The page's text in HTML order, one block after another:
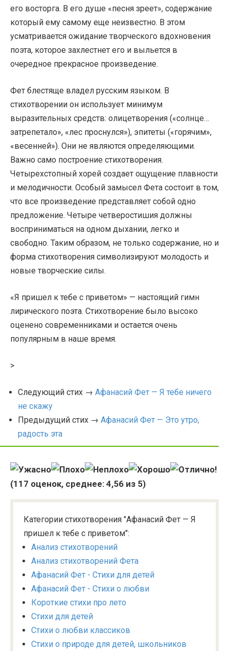
его восторга. В его душе «песня зреет», содержание
который ему самому еще неизвестно. В этом
усматривается ожидание творческого вдохновения
поэта, которое захлестнет его и выльется в
очередное прекрасное произведение.
Фет блестяще владел русским языком. В
стихотворении он использует минимум
выразительных средств: олицетворения («солнце…
затрепетало», «лес проснулся»), эпитеты («горячим»,
«весенней»). Они не являются определяющими.
Важно само построение стихотворения.
Четырехстопный хорей создает ощущение плавности
и мелодичности. Особый замысел Фета состоит в том,
что все произведение представляет собой одно
предложение. Четыре четверостишия должны
восприниматься на одном дыхании, легко и
свободно. Таким образом, не только содержание, но и
форма стихотворения символизируют молодость и
новые творческие силы.
«Я пришел к тебе с приветом» — настоящий гимн
лирического поэта. Стихотворение было высоко
оценено современниками и остается очень
популярным в наше время.
>
Следующий стих → Афанасий Фет — Я тебе ничего
не скажу
Предыдущий стих → Афанасий Фет — Это утро,
радость эта
(117 оценок, среднее: 4,56 из 5)
Категории стихотворения "Афанасий Фет — Я
пришел к тебе с приветом":
Анализ стихотворений
Анализ стихотворений Фета
Афанасий Фет - Стихи для детей
Афанасий Фет - Стихи о любви
Короткие стихи про лето
Стихи для детей
Стихи о любви классиков
Стихи о природе для детей, школьников